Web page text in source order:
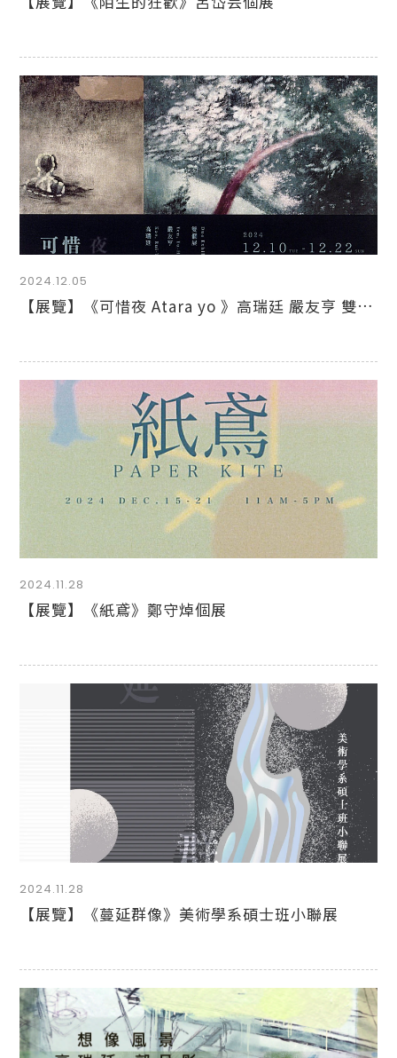
2024.12.05
【展覽】《可惜夜 Atara yo 》高瑞廷 嚴友亨 雙個展
2024.11.28
【展覽】《紙鳶》鄭守焯個展
2024.11.28
【展覽】《蔓延群像》美術學系碩士班小聯展